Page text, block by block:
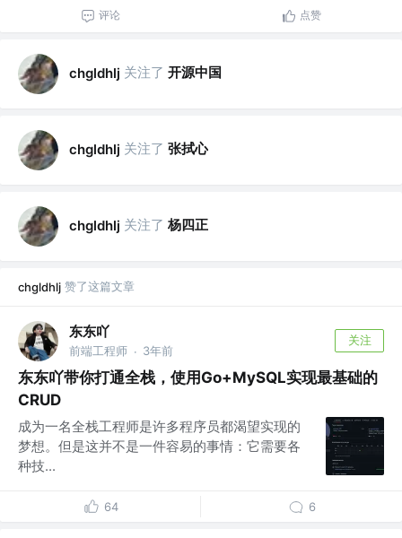
评论 点赞
chgldhlj 关注了 开源中国
chgldhlj 关注了 张拭心
chgldhlj 关注了 杨四正
chgldhlj 赞了这篇文章
东东吖
前端工程师 · 3年前
关注
东东吖带你打通全栈，使用Go+MySQL实现最基础的
CRUD
成为一名全栈工程师是许多程序员都渴望实现的
梦想。但是这并不是一件容易的事情：它需要各
种技...
64 6